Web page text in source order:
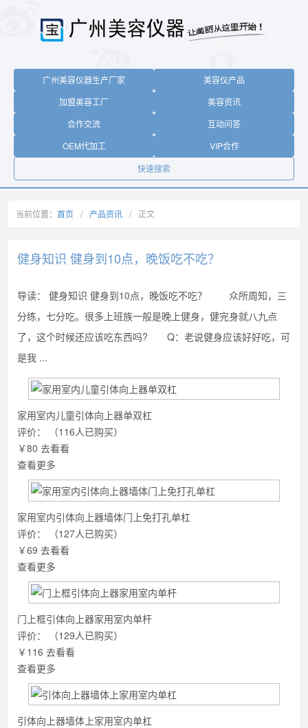
广州美容仪器生产厂家
美容仪产品
加盟美容工厂
美容资讯
合作交流
互动问答
OEM代加工
VIP合作
快速搜索
当前位置： 首页 / 产品资讯 / 正文
健身知识 健身到10点，晚饭吃不吃？
导读：
健身知识 健身到10点，晚饭吃不吃？ 众所周知，三
分练，七分吃。很多上班族一般是晚上健身，健完身就八九点
了，这个时候还应该吃东西吗? Q：老说健身应该好好吃，可
是我 ...
家用室内儿童引体向上器单双杠
评价：
（116人已购买）
￥80 去看看
查看更多
家用室内引体向上器墙体门上免打孔单杠
评价：
（127人已购买）
￥69 去看看
查看更多
门上框引体向上器家用室内单杆
评价：
（129人已购买）
￥116 去看看
查看更多
引体向上器墙体上家用室内单杠